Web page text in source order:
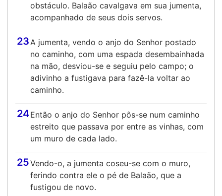
obstáculo. Balaão cavalgava em sua jumenta,
acompanhado de seus dois servos.
23A jumenta, vendo o anjo do Senhor postado
no caminho, com uma espada desembainhada
na mão, desviou-se e seguiu pelo campo; o
adivinho a fustigava para fazê-la voltar ao
caminho.
24Então o anjo do Senhor pôs-se num caminho
estreito que passava por entre as vinhas, com
um muro de cada lado.
25Vendo-o, a jumenta coseu-se com o muro,
ferindo contra ele o pé de Balaão, que a
fustigou de novo.